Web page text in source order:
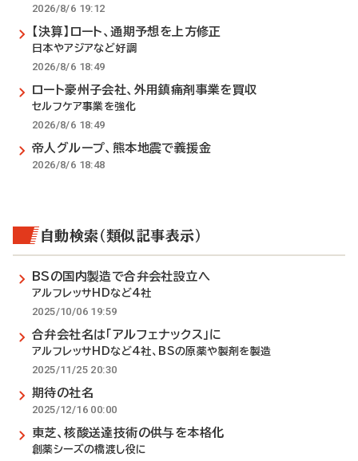
2026/8/6 19:12
【決算】ロート、通期予想を上方修正
日本やアジアなど好調
2026/8/6 18:49
ロート豪州子会社、外用鎮痛剤事業を買収
セルフケア事業を強化
2026/8/6 18:49
帝人グループ、熊本地震で義援金
2026/8/6 18:48
自動検索（類似記事表示）
BSの国内製造で合弁会社設立へ
アルフレッサHDなど4社
2025/10/06 19:59
合弁会社名は「アルフェナックス」に
アルフレッサHDなど4社、BSの原薬や製剤を製造
2025/11/25 20:30
期待の社名
2025/12/16 00:00
東芝、核酸送達技術の供与を本格化
創薬シーズの橋渡し役に